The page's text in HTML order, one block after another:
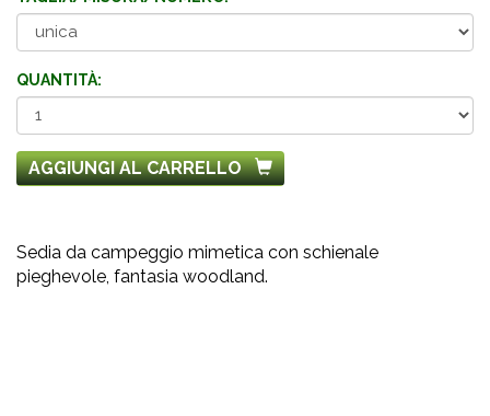
QUANTITÀ:
AGGIUNGI AL CARRELLO
Sedia da campeggio mimetica con schienale
pieghevole, fantasia woodland.